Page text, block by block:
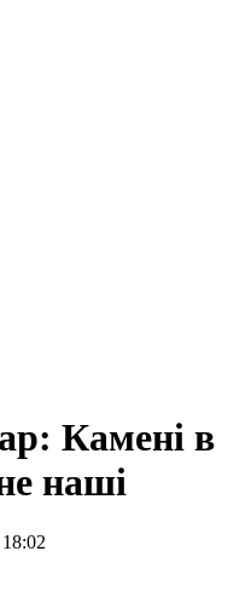
Камені в
наші